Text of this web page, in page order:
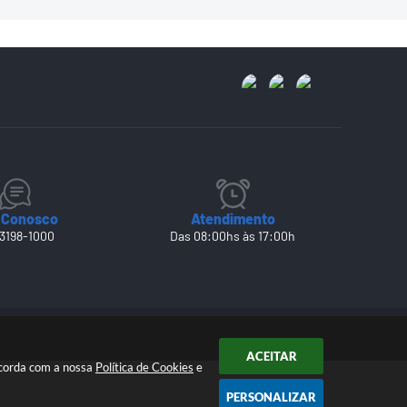
com a nossa Política de Cookies e
ACEITAR
PERSONALIZAR
1000
Atendimento
Das 08:00hs às 17:00h